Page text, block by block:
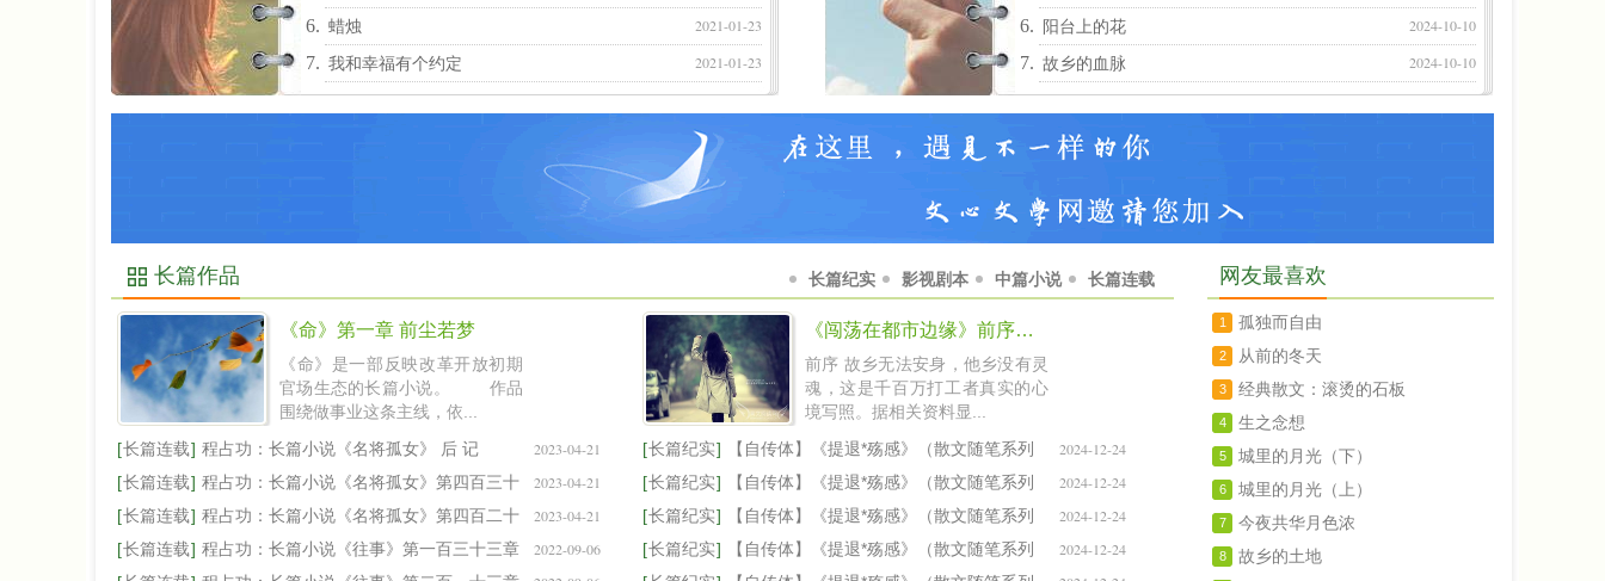
蜡烛 2021-01-23
我和幸福有个约定 2021-01-23
阳台上的花 2024-10-10
故乡的血脉 2024-10-10
长篇连载
中篇小说
影视剧本
长篇纪实
长篇作品
《命》第一章 前尘若梦
《命》是一部反映改革开放初期
官场生态的长篇小说。 作品
围绕做事业这条主线，依...
2023-04-21
[长篇连载] 程占功：长篇小说《名将孤女》 后 记
2023-04-21
[长篇连载] 程占功：长篇小说《名将孤女》第四百三十
一
2023-04-21
[长篇连载] 程占功：长篇小说《名将孤女》第四百二十
一
2022-09-06
[长篇连载] 程占功：长篇小说《往事》第一百三十三章
《闯荡在都市边缘》前序和楔子
前序 故乡无法安身，他乡没有灵
魂，这是千百万打工者真实的心
境写照。据相关资料显...
2024-12-24
[长篇纪实]
【自传体】《提退*殇感》（散文随笔系列
之
2024-12-24
[长篇纪实]
【自传体】《提退*殇感》（散文随笔系列
之
2024-12-24
[长篇纪实]
【自传体】《提退*殇感》（散文随笔系列
之
2024-12-24
[长篇纪实]
【自传体】《提退*殇感》（散文随笔系列
网友最喜欢
1 孤独而自由
2 从前的冬天
3 经典散文：滚烫的石板
4 生之念想
5 城里的月光（下）
6 城里的月光（上）
7 今夜共华月色浓
8
故乡的土地